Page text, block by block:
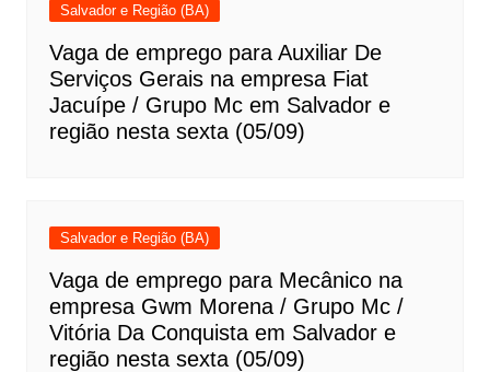
Salvador e Região (BA)
Vaga de emprego para Auxiliar De
Serviços Gerais na empresa Fiat
Jacuípe / Grupo Mc em Salvador e
região nesta sexta (05/09)
Salvador e Região (BA)
Vaga de emprego para Mecânico na
empresa Gwm Morena / Grupo Mc /
Vitória Da Conquista em Salvador e
região nesta sexta (05/09)